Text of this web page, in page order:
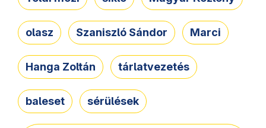
olasz Szaniszló Sándor Marci
Hanga Zoltán tárlatvezetés
baleset sérülések